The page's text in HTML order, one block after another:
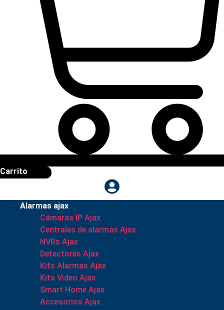
Carrito
Alarmas ajax
Cámaras IP Ajax
Centrales de alarmas Ajax
NVRs Ajax
Detectores Ajax
Kits Alarmas Ajax
Kits Video Ajax
Smart Home Ajax
Accesorios Ajax